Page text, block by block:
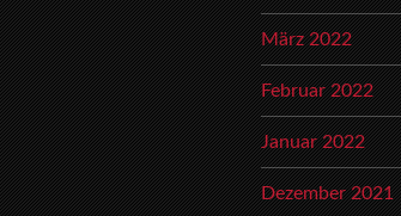
März 2022
Februar 2022
Januar 2022
Dezember 2021